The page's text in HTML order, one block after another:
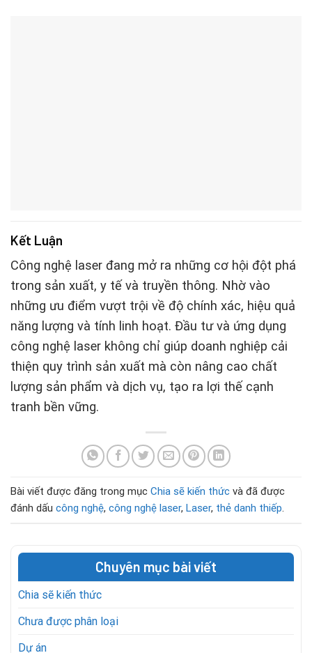
Kết Luận
Công nghệ laser đang mở ra những cơ hội đột phá
trong sản xuất, y tế và truyền thông. Nhờ vào
những ưu điểm vượt trội về độ chính xác, hiệu quả
năng lượng và tính linh hoạt. Đầu tư và ứng dụng
công nghệ laser không chỉ giúp doanh nghiệp cải
thiện quy trình sản xuất mà còn nâng cao chất
lượng sản phẩm và dịch vụ, tạo ra lợi thế cạnh
tranh bền vững.
Bài viết được đăng trong mục Chia sẽ kiến thức và đã được
đánh dấu công nghệ, công nghệ laser, Laser, thẻ danh thiếp.
Chuyên mục bài viết
Chia sẽ kiến thức
Chưa được phân loại
Dự án